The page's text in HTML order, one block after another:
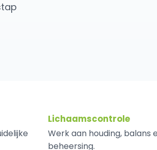
Lichaamscontrole
Werk aan houding, balans
beheersing.